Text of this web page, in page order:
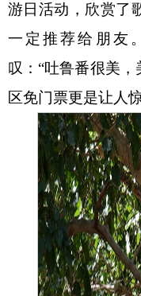
游日活动，欣赏了
一定推荐给朋友
叹：“吐鲁番很美
区免门票更是让人